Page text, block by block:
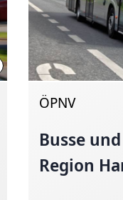
Martin Bargel / üstra
ÖPNV
Busse
Region